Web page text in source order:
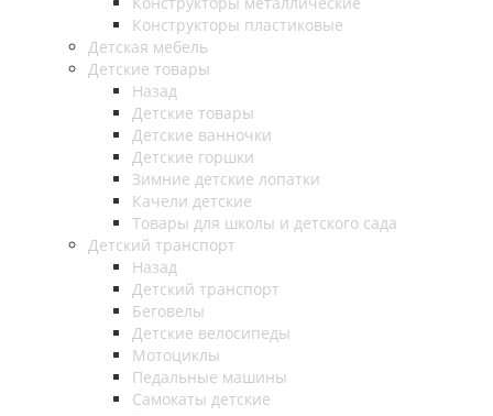
Конструкторы пластиковые
Детская мебель
Детские товары
Назад
Детские товары
Детские ванночки
Детские горшки
Зимние детские лопатки
Качели детские
Товары для школы и детского сада
Детский транспорт
Назад
Детский транспорт
Беговелы
Детские велосипеды
Мотоциклы
Педальные машины
Самокаты детские